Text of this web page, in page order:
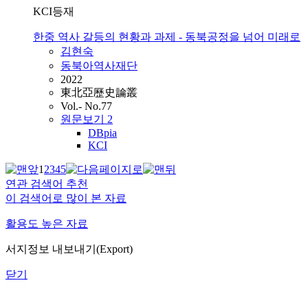
KCI등재
한중 역사 갈등의 현황과 과제 - 동북공정을 넘어 미래로
김현숙
동북아역사재단
2022
東北亞歷史論叢
Vol.- No.77
원문보기 2
DBpia
KCI
12345
연관 검색어 추천
이 검색어로 많이 본 자료
활용도 높은 자료
서지정보 내보내기(Export)
닫기